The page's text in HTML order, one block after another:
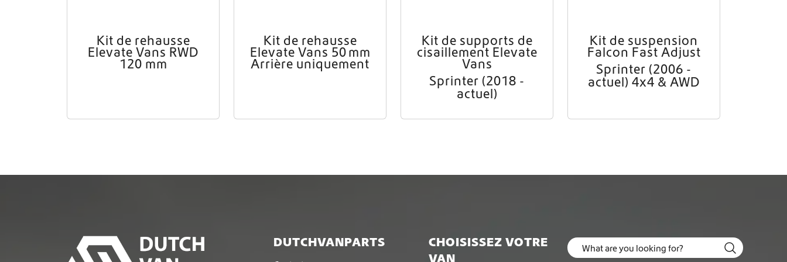
Kit de rehausse
Elevate Vans RWD
120 mm
Kit de rehausse
Elevate Vans 50 mm
Arrière uniquement
Kit de supports de
cisaillement Elevate
Vans
Sprinter (2018 -
actuel)
Kit de suspension
Falcon Fast Adjust
Sprinter (2006 -
actuel) 4x4 & AWD
DUTCHVANPARTS
CHOISISSEZ VOTRE
VAN